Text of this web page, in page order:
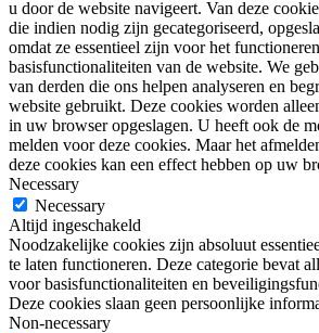
u door de website navigeert. Van deze
die indien nodig zijn gecategoriseerd,
omdat ze essentieel zijn voor het
basisfunctionaliteiten van de website. We
van derden die ons helpen analyseren en
website gebruikt. Deze cookies worden
in uw browser opgeslagen. U heeft ook de
melden voor deze cookies. Maar het
deze cookies kan een effect hebben op uw
Necessary
Necessary
Altijd ingeschakeld
Noodzakelijke cookies zijn absoluut
te laten functioneren. Deze categorie bevat
voor basisfunctionaliteiten en
Deze cookies slaan geen persoonlijke
Non-necessary